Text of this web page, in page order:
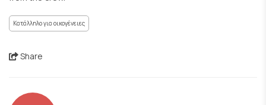
Κατάλληλο για οικογένειες
Share